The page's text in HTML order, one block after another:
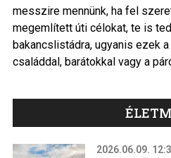
messzire mennünk, ha fel
megemlített úti célokat, te is
bakancslistádra, ugyanis ezek
családdal, barátokkal vagy a
2026.06.09.